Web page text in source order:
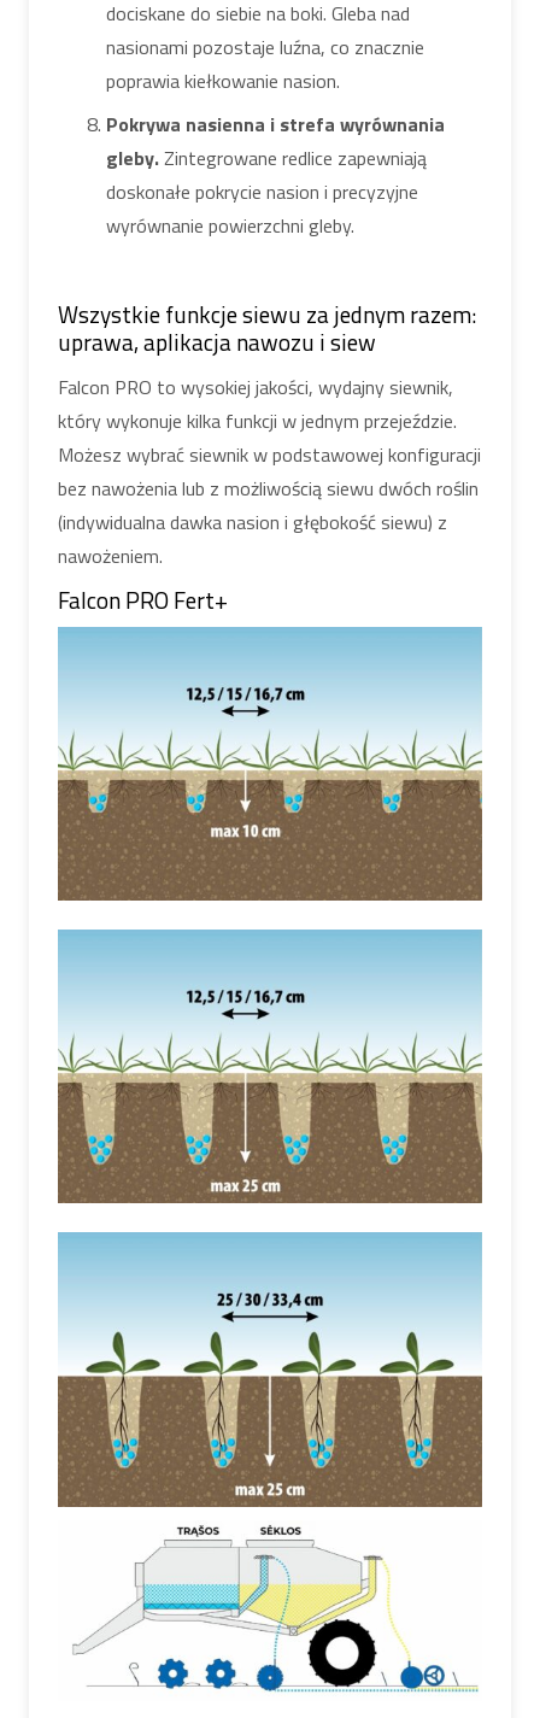
dociskane do siebie na boki. Gleba nad
nasionami pozostaje luźna, co znacznie
poprawia kiełkowanie nasion.
Pokrywa nasienna i strefa wyrównania
gleby.Zintegrowane redlice zapewniają
doskonałe pokrycie nasion i precyzyjne
wyrównanie powierzchni gleby.
Wszystkie funkcje siewu za jednym razem:
uprawa, aplikacja nawozu i siew
Falcon PRO to wysokiej jakości, wydajny siewnik,
który wykonuje kilka funkcji w jednym przejeździe.
Możesz wybrać siewnik w podstawowej konfiguracji
bez nawożenia lub z możliwością siewu dwóch roślin
(indywidualna dawka nasion i głębokość siewu) z
nawożeniem.
Falcon PRO Fert+